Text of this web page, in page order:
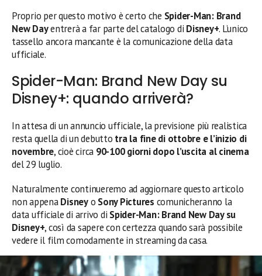
Proprio per questo motivo è certo che Spider-Man: Brand
New Dayentrerà a far parte del catalogo di Disney+. L’unico
tassello ancora mancante è la comunicazione della data
ufficiale.
Spider-Man: Brand New Day su
Disney+: quando arriverà?
In attesa di un annuncio ufficiale, la previsione più realistica
resta quella di un debutto tra la fine di ottobre e l’inizio di
novembre, cioè circa 90-100 giorni dopo l’uscita al cinema
del 29 luglio.
Naturalmente continueremo ad aggiornare questo articolo
non appenaDisneyo Sony Pictures comunicheranno la
data ufficiale di arrivo di Spider-Man: Brand New Day su
Disney+, così da sapere con certezza quando sarà possibile
vedere il film comodamente in streaming da casa.